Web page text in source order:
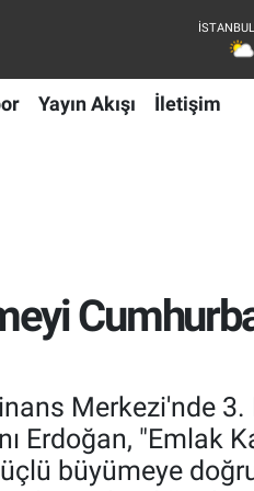
Yayın Akışı İletişim
Merkezi'nde
"Emlak
büyümeye